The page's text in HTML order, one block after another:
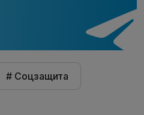
# Соцзащита